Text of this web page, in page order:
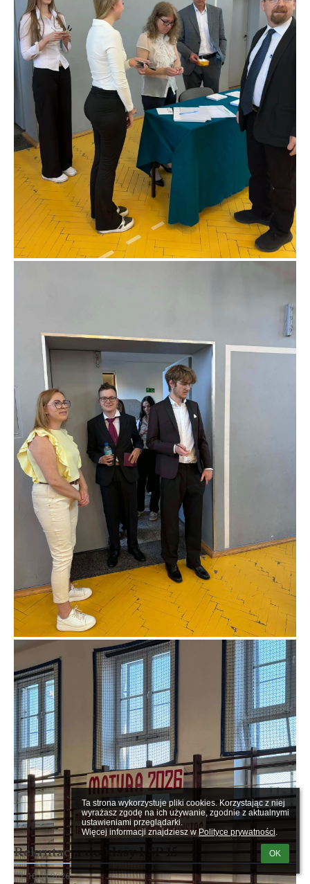
Ta strona wykorzystuje pliki cookies. Korzystając z niej
wyrażasz zgodę na ich używanie, zgodnie z aktualnymi
ustawieniami przeglądarki.
Więcej informacji znajdziesz w Polityce prywatności.
OK
Rekrutacja do klasy I SP 15
10.04.2026